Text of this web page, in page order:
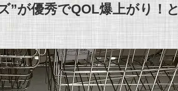
”が優秀でQOL爆上がり！と